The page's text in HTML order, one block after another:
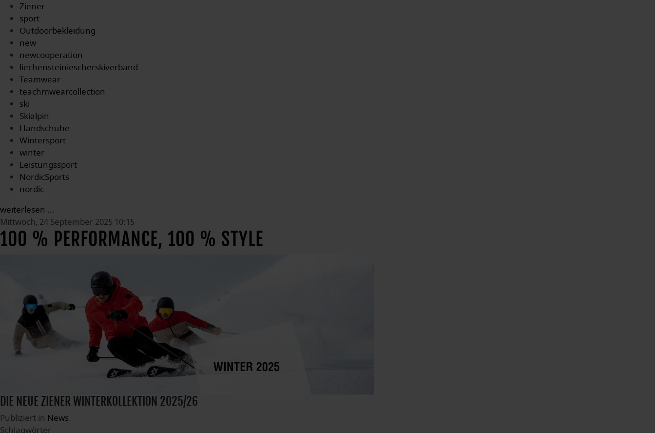
Ziener
sport
Outdoorbekleidung
new
newcooperation
liechensteiniescherskiverband
Teamwear
teachmwearcollection
ski
Skialpin
Handschuhe
Wintersport
winter
Leistungssport
NordicSports
nordic
weiterlesen ...
Mittwoch, 24 September 2025 10:15
100 % PERFORMANCE, 100 % STYLE
DIE NEUE ZIENER WINTERKOLLEKTION 2025/26
Publiziert in News
Schlagwörter